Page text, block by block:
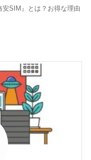
SIM』とは？お得な理由